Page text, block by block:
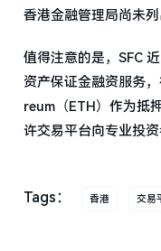
香港金融管理局尚未
值得注意的是，SFC
资产保证金融资服务
reum（ETH）作为抵
许交易平台向专业投资
Tags： 香港 交易